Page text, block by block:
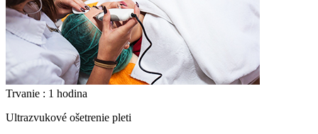
Trvanie : 1 hodina
Ultrazvukové ošetrenie pleti